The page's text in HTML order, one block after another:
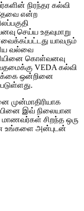
நிரந்தர கல்வி
என்ற
செய்ய உதவுமாறு
யாவரும்
வல்வை
கொள்வனவு
VEDA கல்வி
ஒன்றினை
முன்மாதிரியாக
இவ் நிலையான
சிறந்த ஒரு
உங்களை அன்புடன்